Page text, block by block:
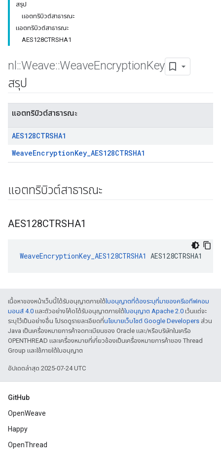
สรุป
แอตทริบิวต์สาธารณะ
แอตทริบิวต์สาธารณะ
AES128CTRSHA1
nl ::Weave::WeaveEncryptionKey
สรุป
แอตทริบิวต์สาธารณะ
AES128CTRSHA1
WeaveEncryptionKey_AES128CTRSHA1
แอตทริบิวต์สาธารณะ
AES128CTRSHA1
WeaveEncryptionKey_AES128CTRSHA1 AES128CTRSHA1
เนื้อหาของหน้าเว็บนี้ได้รับอนุญาตภายใต้ใบอนุญาตที่ต้องระบุที่มาของครีเอทีฟคอม
มอนส์ 4.0 และตัวอย่างโค้ดได้รับอนุญาตภายใต้ใบอนุญาต Apache 2.0 เว้นแต่จะ
ระบุไว้เป็นอย่างอื่น โปรดดูรายละเอียดที่นโยบายเว็บไซต์ Google Developers ส่วน
Java เป็นเครื่องหมายการค้าจดทะเบียนของ Oracle และ/หรือบริษัทในเครือ
OPENTHREAD และเครื่องหมายที่เกี่ยวข้องเป็นเครื่องหมายการค้าของ Thread
Group และใช้ภายใต้ใบอนุญาต
อัปเดตล่าสุด 2025-07-24 UTC
GitHub
OpenWeave
Happy
OpenThread